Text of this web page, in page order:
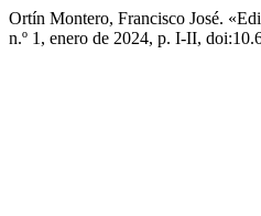
Ortín Montero, Francisco José.
n.º 1, enero de 2024, p. I-II,